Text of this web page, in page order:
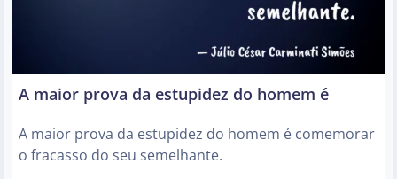
A maior prova da estupidez do homem é
A maior prova da estupidez do homem é comemorar
o fracasso do seu semelhante.